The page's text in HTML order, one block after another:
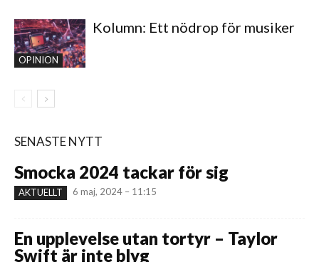
OPINION
Kolumn: Ett nödrop för musiker
SENASTE NYTT
Smocka 2024 tackar för sig
AKTUELLT 6 maj, 2024 – 11:15
En upplevelse utan tortyr – Taylor
Swift är inte blyg